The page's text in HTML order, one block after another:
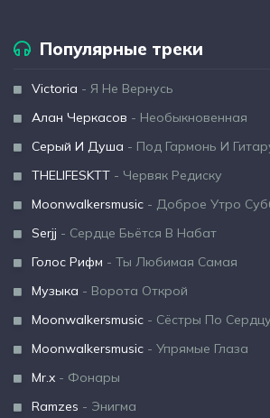
Популярные треки
Victoria - Я Не Вернусь
Алан Черкасов - Необыкновенная
Серый И Душа - Под Гармонь И
THELIFESKTT - Червяк Редиску
Moonwalkersmusic - Доброе Утро
Serjj - Сердце Бьётся В Набат
Голос Рифм - Ты Любимая Самая
Музыка - Ворота Открой
Moonwalkersmusic - Сёстры По Сердцу
Moonwalkersmusic - Упрямые Глаза
Mr.x - Фонары
Ramzes - Энигма